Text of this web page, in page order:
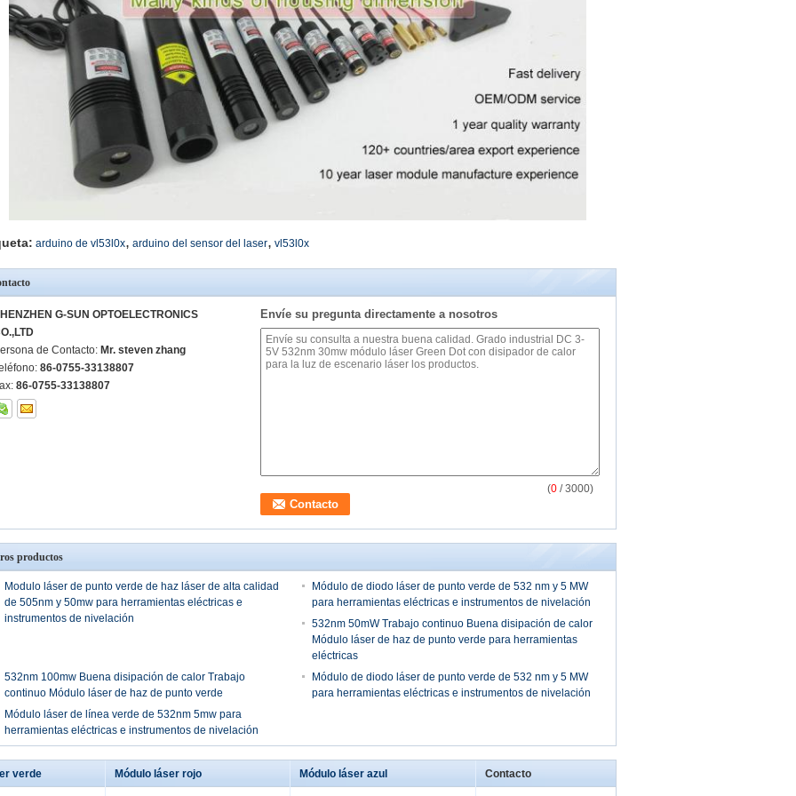
arduino de vl53l0x, arduino del sensor del laser, vl53l0x
G-SUN OPTOELECTRONICS
de Contacto: Mr. steven zhang
86-0755-33138807
86-0755-33138807
Envíe su pregunta directamente a nosotros
(0 / 3000)
productos
Modulo láser de punto verde de haz láser de alta calidad
de 505nm y 50mw para herramientas eléctricas e
instrumentos de nivelación
Módulo de diodo láser de punto verde de 532 nm y 5 MW
para herramientas eléctricas e instrumentos de nivelación
532nm 50mW Trabajo continuo Buena disipación de calor
Módulo láser de haz de punto verde para herramientas
eléctricas
532nm 100mw Buena disipación de calor Trabajo
continuo Módulo láser de haz de punto verde
Módulo de diodo láser de punto verde de 532 nm y 5 MW
para herramientas eléctricas e instrumentos de nivelación
Módulo láser de línea verde de 532nm 5mw para
herramientas eléctricas e instrumentos de nivelación
verde Módulo láser rojo Módulo láser azul Contacto